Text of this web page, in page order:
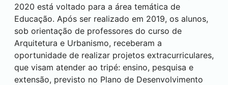
2020 está voltado para a área temática de
Educação. Após ser realizado em 2019, os alunos,
sob orientação de professores do curso de
Arquitetura e Urbanismo, receberam a
oportunidade de realizar projetos extracurriculares,
que visam atender ao tripé: ensino, pesquisa e
extensão, previsto no Plano de Desenvolvimento